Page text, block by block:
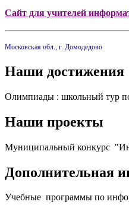
Сайт для учителей
Московская обл., г. Домодедово
Наши достижения
Олимпиады : школьный тур
Наши проекты
Муниципальный конкурс
Дополнительная
Учебные программы по